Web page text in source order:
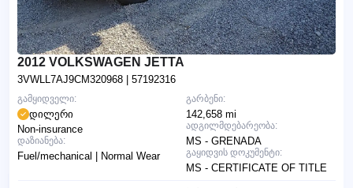
2012 VOLKSWAGEN JETTA
3VWLL7AJ9CM320968 | 57192316
გარბენი:
142,658 mi
ადგილმდებარეობა:
MS - GRENADA
გაყიდვის დოკუმენტი:
MS - CERTIFICATE OF TITLE
გამყიდველი:
დილერი
Non-insurance
დაზიანება:
Fuel/mechanical | Normal Wear